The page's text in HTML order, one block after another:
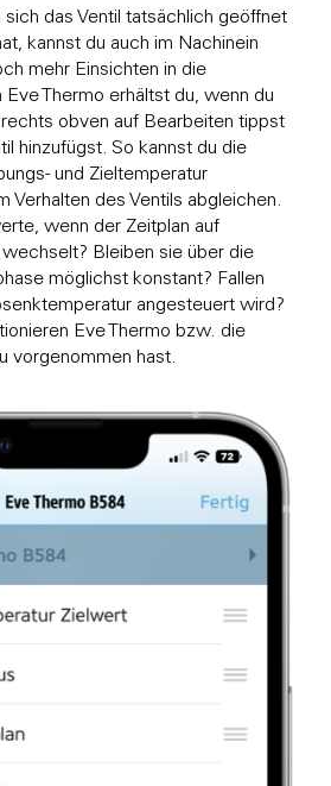
sich das Ventil tatsächlich geöffnet
kannst du auch im Nachinein
mehr Einsichten in die
Thermo erhältst du, wenn du
obven auf Bearbeiten tippst
hinzufügst. So kannst du die
und Zieltemperatur
Verhalten des Ventils abgleichen.
wenn der Zeitplan auf
Bleiben sie über die
möglichst konstant? Fallen
angesteuert wird?
Eve Thermo bzw. die
vorgenommen hast.